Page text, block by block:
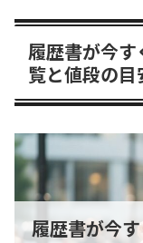
履歴書が今
覧と値段の目
履歴書が今